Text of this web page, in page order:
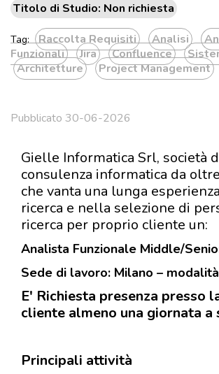
Titolo di Studio: Non richiesta
Tag: Raccolta Requisiti Analisi
Funzionali
Jira Confluence
Architetture
Project Management
Pubblicato 30-06-2026
Gielle Informatica Srl, società
consulenza informatica da
che vanta una lunga
ricerca e nella selezione di
ricerca per proprio cliente un:
Analista Funzionale Middle/
Sede di lavoro: Milano –
E' Richiesta presenza presso
cliente almeno una giornata a
Principali attività